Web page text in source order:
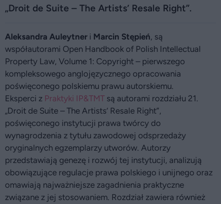
„Droit de Suite – The Artists’ Resale Right”.
Aleksandra Auleytner i Marcin Stępień, są
współautorami Open Handbook of Polish Intellectual
Property Law, Volume 1: Copyright – pierwszego
kompleksowego anglojęzycznego opracowania
poświęconego polskiemu prawu autorskiemu.
Eksperci z Praktyki IP&TMT są autorami rozdziału 21.
„Droit de Suite – The Artists’ Resale Right”,
poświęconego instytucji prawa twórcy do
wynagrodzenia z tytułu zawodowej odsprzedaży
oryginalnych egzemplarzy utworów. Autorzy
przedstawiają genezę i rozwój tej instytucji, analizują
obowiązujące regulacje prawa polskiego i unijnego oraz
omawiają najważniejsze zagadnienia praktyczne
związane z jej stosowaniem. Rozdział zawiera również